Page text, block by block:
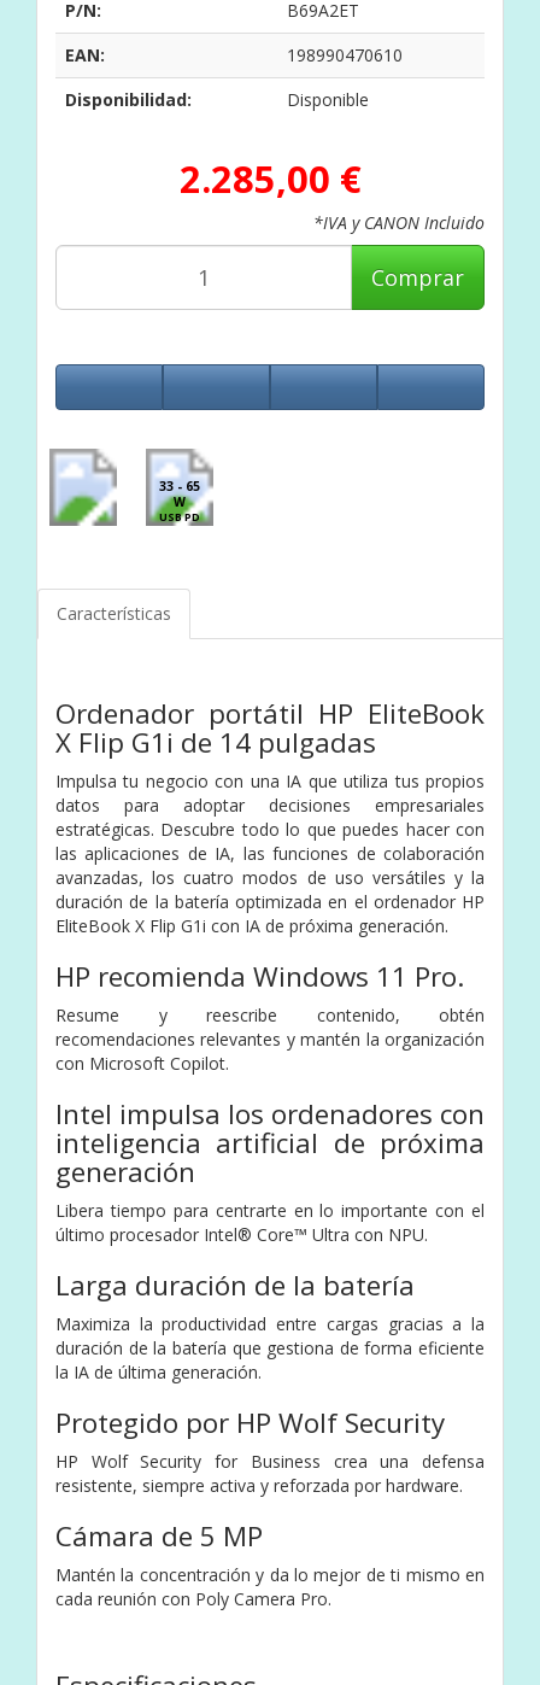
P/N:
B69A2ET
EAN:
198990470610
Disponibilidad:
Disponible
2.285,00 €
*IVA y CANON Incluido
Comprar
33 - 65
W
USB PD
Características
Ordenador portátil HP EliteBook
X Flip G1i de 14 pulgadas
Impulsa tu negocio con una IA que utiliza tus propios
datos para adoptar decisiones empresariales
estratégicas. Descubre todo lo que puedes hacer con
las aplicaciones de IA, las funciones de colaboración
avanzadas, los cuatro modos de uso versátiles y la
duración de la batería optimizada en el ordenador HP
EliteBook X Flip G1i con IA de próxima generación.
HP recomienda Windows 11 Pro.
Resume y reescribe contenido, obtén
recomendaciones relevantes y mantén la organización
con Microsoft Copilot.
Intel impulsa los ordenadores con
inteligencia artificial de próxima
generación
Libera tiempo para centrarte en lo importante con el
último procesador Intel® Core™ Ultra con NPU.
Larga duración de la batería
Maximiza la productividad entre cargas gracias a la
duración de la batería que gestiona de forma eficiente
la IA de última generación.
Protegido por HP Wolf Security
HP Wolf Security for Business crea una defensa
resistente, siempre activa y reforzada por hardware.
Cámara de 5 MP
Mantén la concentración y da lo mejor de ti mismo en
cada reunión con Poly Camera Pro.